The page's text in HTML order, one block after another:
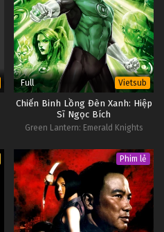
Full Vietsub
Chiến Binh Lồng Đèn Xanh: Hiệp
Sĩ Ngọc Bích
Green Lantern: Emerald Knights
Phim lẻ